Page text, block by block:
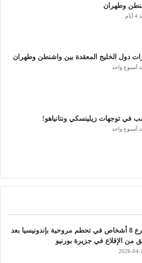
وطهران
دول الخليج المعقدة بين واشنطن وطهران
أسبوع واحد
في توجهات زيلينسكي ونتانياهو!
أسبوع واحد
مصرع 8 أشخاص في تحطم مروحية بإندونيسيا بعد
من الإقلاع في جزيرة بورنيو
2026-04-